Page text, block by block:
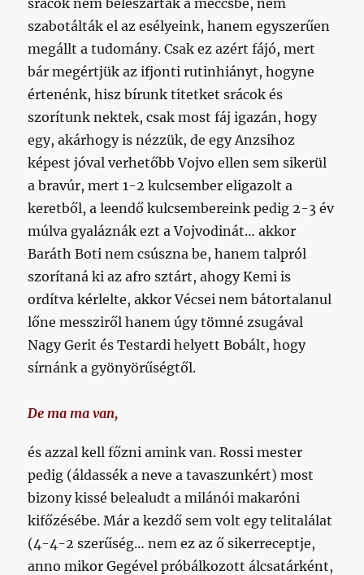
srácok nem beleszartak a meccsbe, nem
szabotálták el az esélyeink, hanem egyszerűen
megállt a tudomány. Csak ez azért fájó, mert
bár megértjük az ifjonti rutinhiányt, hogyne
értenénk, hisz bírunk titetket srácok és
szorítunk nektek, csak most fáj igazán, hogy
egy, akárhogy is nézzük, de egy Anzsihoz
képest jóval verhetőbb Vojvo ellen sem sikerül
a bravúr, mert 1-2 kulcsember eligazolt a
keretből, a leendő kulcsembereink pedig 2-3 év
múlva gyaláznák ezt a Vojvodinát… akkor
Baráth Boti nem csúszna be, hanem talpról
szorítaná ki az afro sztárt, ahogy Kemi is
ordítva kérlelte, akkor Vécsei nem bátortalanul
lőne messziről hanem úgy tömné zsugával
Nagy Gerit és Testardi helyett Bobált, hogy
sírnánk a gyönyörűségtől.
De ma ma van,
és azzal kell főzni amink van. Rossi mester
pedig (áldassék a neve a tavaszunkért) most
bizony kissé belealudt a milánói makaróni
kifőzésébe. Már a kezdő sem volt egy telitalálat
(4-4-2 szerűség… nem ez az ő sikerreceptje,
anno mikor Gegével próbálkozott álcsatárként,